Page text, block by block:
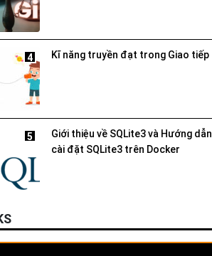
4 Kĩ năng truyền đạt trong Giao tiếp
5
Giới thiệu về SQLite3 và Hướng dẫn
cài đặt SQLite3 trên Docker